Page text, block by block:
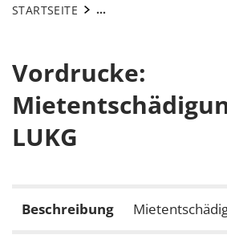
STARTSEITE ...
Vordrucke:
LUKG
Beschreibung